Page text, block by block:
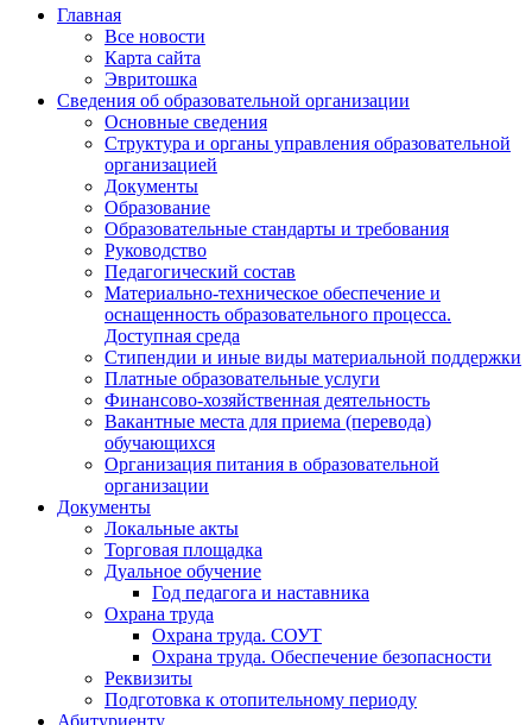
Главная
Все новости
Карта сайта
Эвритошка
Сведения об образовательной организации
Основные сведения
Структура и органы управления образовательной
организацией
Документы
Образование
Образовательные стандарты и требования
Руководство
Педагогический состав
Материально-техническое обеспечение и
оснащенность образовательного процесса.
Доступная среда
Стипендии и иные виды материальной поддержки
Платные образовательные услуги
Финансово-хозяйственная деятельность
Вакантные места для приема (перевода)
обучающихся
Организация питания в образовательной
организации
Документы
Локальные акты
Торговая площадка
Дуальное обучение
Год педагога и наставника
Охрана труда
Охрана труда. СОУТ
Охрана труда. Обеспечение безопасности
Реквизиты
Подготовка к отопительному периоду